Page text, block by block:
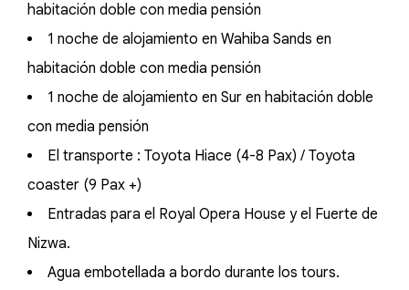
habitación doble con media pensión
1 noche de alojamiento en Wahiba Sands en
habitación doble con media pensión
1 noche de alojamiento en Sur en habitación doble
con media pensión
El transporte : Toyota Hiace (4-8 Pax) / Toyota
coaster (9 Pax +)
Entradas para el Royal Opera House y el Fuerte de
Nizwa.
Agua embotellada a bordo durante los tours.